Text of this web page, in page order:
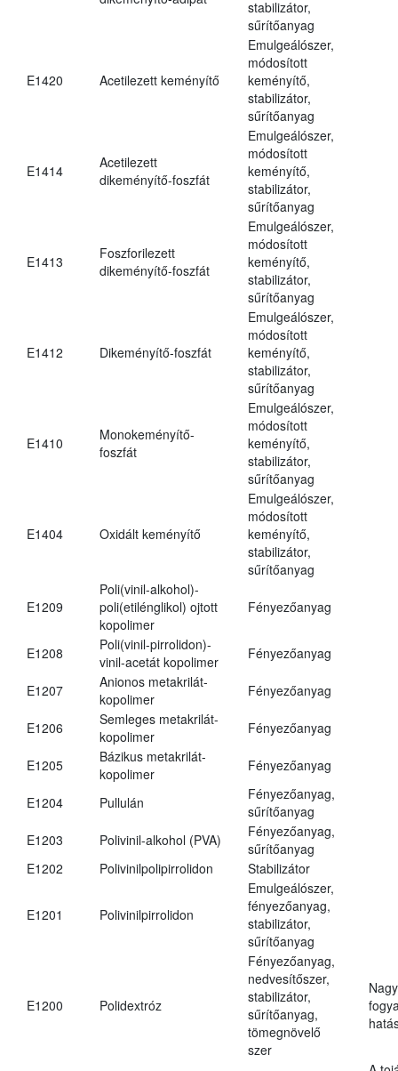
stabilizátor,
sűrítőanyag
E1420 Acetilezett keményítő
Emulgeálószer,
módosított
keményítő,
stabilizátor,
sűrítőanyag
E1414
Acetilezett
dikeményítő-foszfát
Emulgeálószer,
módosított
keményítő,
stabilizátor,
sűrítőanyag
E1413
Foszforilezett
dikeményítő-foszfát
Emulgeálószer,
módosított
keményítő,
stabilizátor,
sűrítőanyag
E1412 Dikeményítő-foszfát
Emulgeálószer,
módosított
keményítő,
stabilizátor,
sűrítőanyag
E1410
Monokeményítő-
foszfát
Emulgeálószer,
módosított
keményítő,
stabilizátor,
sűrítőanyag
E1404 Oxidált keményítő
Emulgeálószer,
módosított
keményítő,
stabilizátor,
sűrítőanyag
E1209
Poli(vinil-alkohol)-
poli(etilénglikol) ojtott
kopolimer
Fényezőanyag
E1208
Poli(vinil-pirrolidon)-
vinil-acetát kopolimer
Fényezőanyag
E1207
Anionos metakrilát-
kopolimer
Fényezőanyag
E1206
Semleges metakrilát-
kopolimer
Fényezőanyag
E1205
Bázikus metakrilát-
kopolimer
Fényezőanyag
E1204 Pullulán
Fényezőanyag,
sűrítőanyag
E1203
Polivinil-alkohol (PVA)
Fényezőanyag,
sűrítőanyag
E1202
Polivinilpolipirrolidon Stabilizátor
E1201 Polivinilpirrolidon
Emulgeálószer,
fényezőanyag,
stabilizátor,
sűrítőanyag
E1200 Polidextróz
Fényezőanyag,
nedvesítőszer,
stabilizátor,
sűrítőanyag,
tömegnövelő
szer